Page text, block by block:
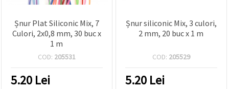
Șnur Plat Siliconic Mix, 7
Culori, 2x0,8 mm, 30 buc x
1 m
COD: 205531
5.20 Lei
Șnur siliconic Mix, 3 culori,
2 mm, 20 buc x 1 m
COD: 205529
5.20 Lei